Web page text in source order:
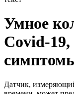
Умное
Covid-19,
Датчик,